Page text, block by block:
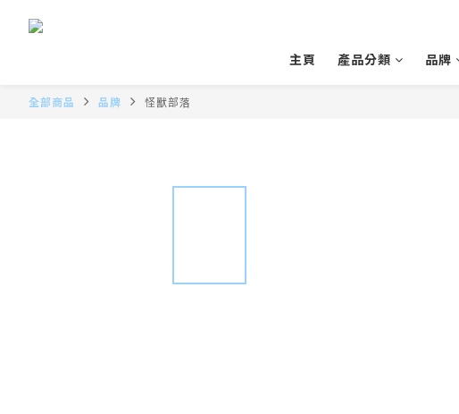
主頁
產品分類 品牌
全部商品 品牌 怪獸部落